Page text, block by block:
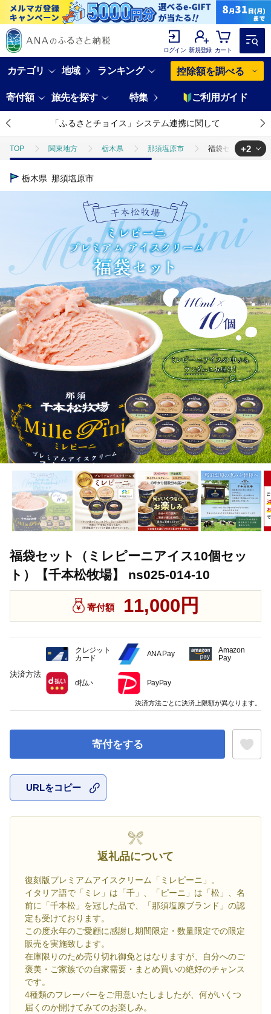
ログイン 新規登録 カート
カテゴリ 地域 ランキング 控除額を調べる
寄付額 旅先を探す 特集 ご利用ガイド
「ふるさとチョイス」システム連携に関して
TOP 関東地方 栃木県 那須塩原市 福袋セット（ミレ
TOP
+2
栃木県 那須塩原市
福袋セット（ミレピーニアイス10個セッ
ト）【千本松牧場】 ns025-014-10
寄付額 11,000円
寄付をする
URLをコピー
返礼品について
復刻版プレミアムアイスクリーム「ミレピーニ」。
イタリア語で「ミレ」は「千」、「ピーニ」は「松」、名
前に「千本松」を冠した品で、「那須塩原ブランド」の認
定も受けております。
この度永年のご愛顧に感謝し期間限定・数量限定での限定
販売を実施致します。
在庫限りのため売り切れ御免とはなりますが、自分へのご
褒美・ご家族での自家需要・まとめ買いの絶好のチャンス
です。
4種類のフレーバーをご用意いたしましたが、何がいくつ
届くのか開けてみてのお楽しみ。
決済方法
クレジット
カード
ANA Pay
Amazon
Pay
d払い PayPay
決済方法ごとに決済上限額が異なります。